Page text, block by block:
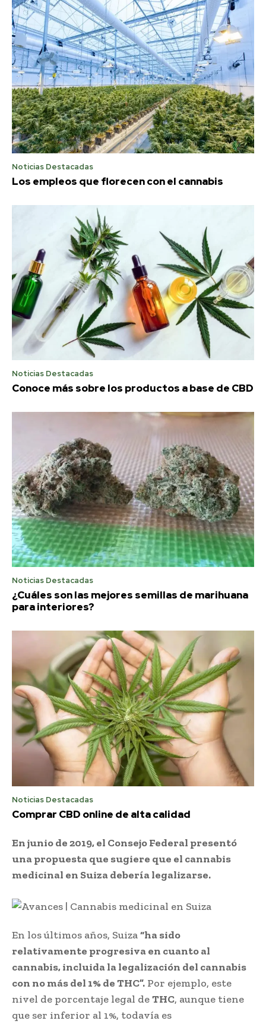
Noticias Destacadas
Los empleos que florecen con el cannabis
Noticias Destacadas
Conoce más sobre los productos a base de CBD
Noticias Destacadas
¿Cuáles son las mejores semillas de marihuana
para interiores?
Noticias Destacadas
Comprar CBD online de alta calidad
En junio de 2019, el Consejo Federal presentó
una propuesta que sugiere que el cannabis
medicinal en Suiza debería legalizarse.
En los últimos años, Suiza“ha sido
relativamente progresiva en cuanto al
cannabis, incluida la legalización del cannabis
con no más del 1% de THC”. Por ejemplo, este
nivel de porcentaje legal deTHC, aunque tiene
que ser inferior al 1%, todavía es